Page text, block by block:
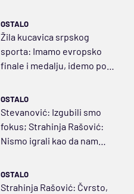
OSTALO
Žila kucavica srpskog
sporta: Imamo evropsko
finale i medalju, idemo po
OSTALO
Stevanović: Izgubili smo
fokus; Strahinja Rašović:
Nismo igrali kao da nam
OSTALO
Strahinja Rašović: Čvrsto,